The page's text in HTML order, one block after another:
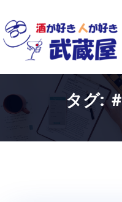
to
content
タグ: